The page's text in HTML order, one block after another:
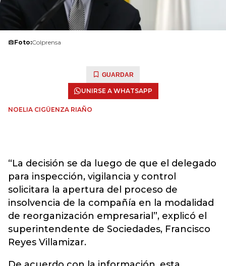
Foto:Colprensa
GUARDAR
UNIRSE A WHATSAPP
NOELIA CIGÜENZA RIAÑO
“La decisión se da luego de que el delegado
para inspección, vigilancia y control
solicitara la apertura del proceso de
insolvencia de la compañía en la modalidad
de reorganización empresarial”, explicó el
superintendente de Sociedades, Francisco
Reyes Villamizar.